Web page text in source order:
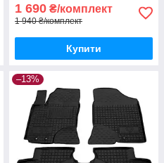
1 690 ₴/комплект
1 940 ₴/комплект
Купити
–13%